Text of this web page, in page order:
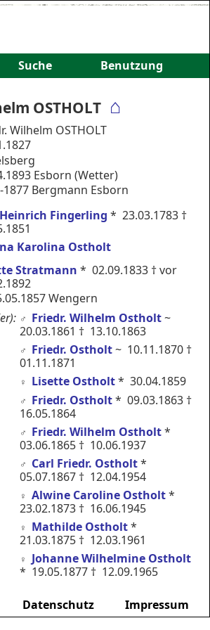
Suche Benutzung
OSTHOLT ⌂
Wilhelm OSTHOLT
Esborn (Wetter)
1877 Bergmann Esborn
Fingerling * 23.03.1783 †
Karolina Ostholt
Stratmann * 02.09.1833 † vor
Wengern
♂︎ Friedr. Wilhelm Ostholt~
20.03.1861 † 13.10.1863
♂︎ Friedr. Ostholt~ 10.11.1870 †
01.11.1871
♀︎ Lisette Ostholt* 30.04.1859
♂︎ Friedr. Ostholt* 09.03.1863 †
16.05.1864
♂︎ Friedr. Wilhelm Ostholt*
03.06.1865 † 10.06.1937
♂︎ Carl Friedr. Ostholt*
05.07.1867 † 12.04.1954
♀︎ Alwine Caroline Ostholt*
23.02.1873 † 16.06.1945
♀︎ Mathilde Ostholt*
21.03.1875 † 12.03.1961
♀︎
Johanne Wilhelmine Ostholt
* 19.05.1877 † 12.09.1965
Datenschutz Impressum